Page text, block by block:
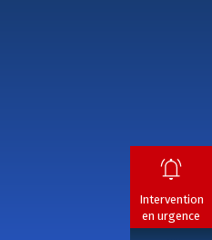
Intervention
en urgence